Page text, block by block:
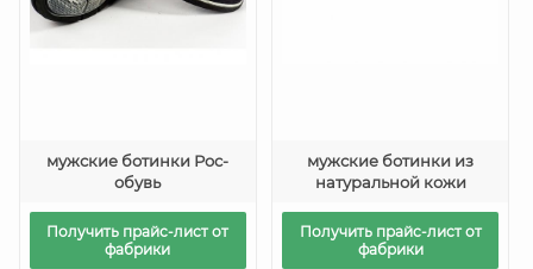
мужские ботинки Рос-
обувь
Получить прайс-лист от
фабрики
мужские ботинки из
натуральной кожи
Получить прайс-лист от
фабрики